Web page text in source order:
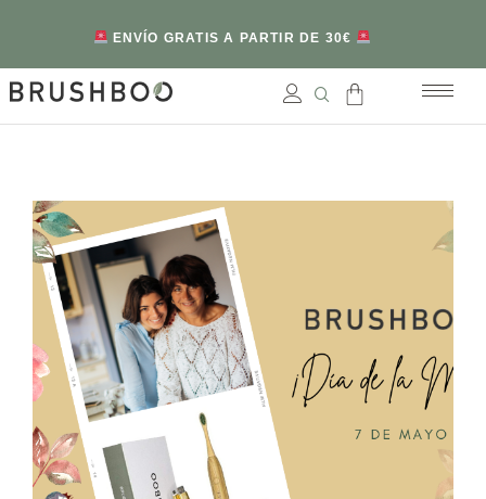
ENVÍO GRATIS A PARTIR DE 30€